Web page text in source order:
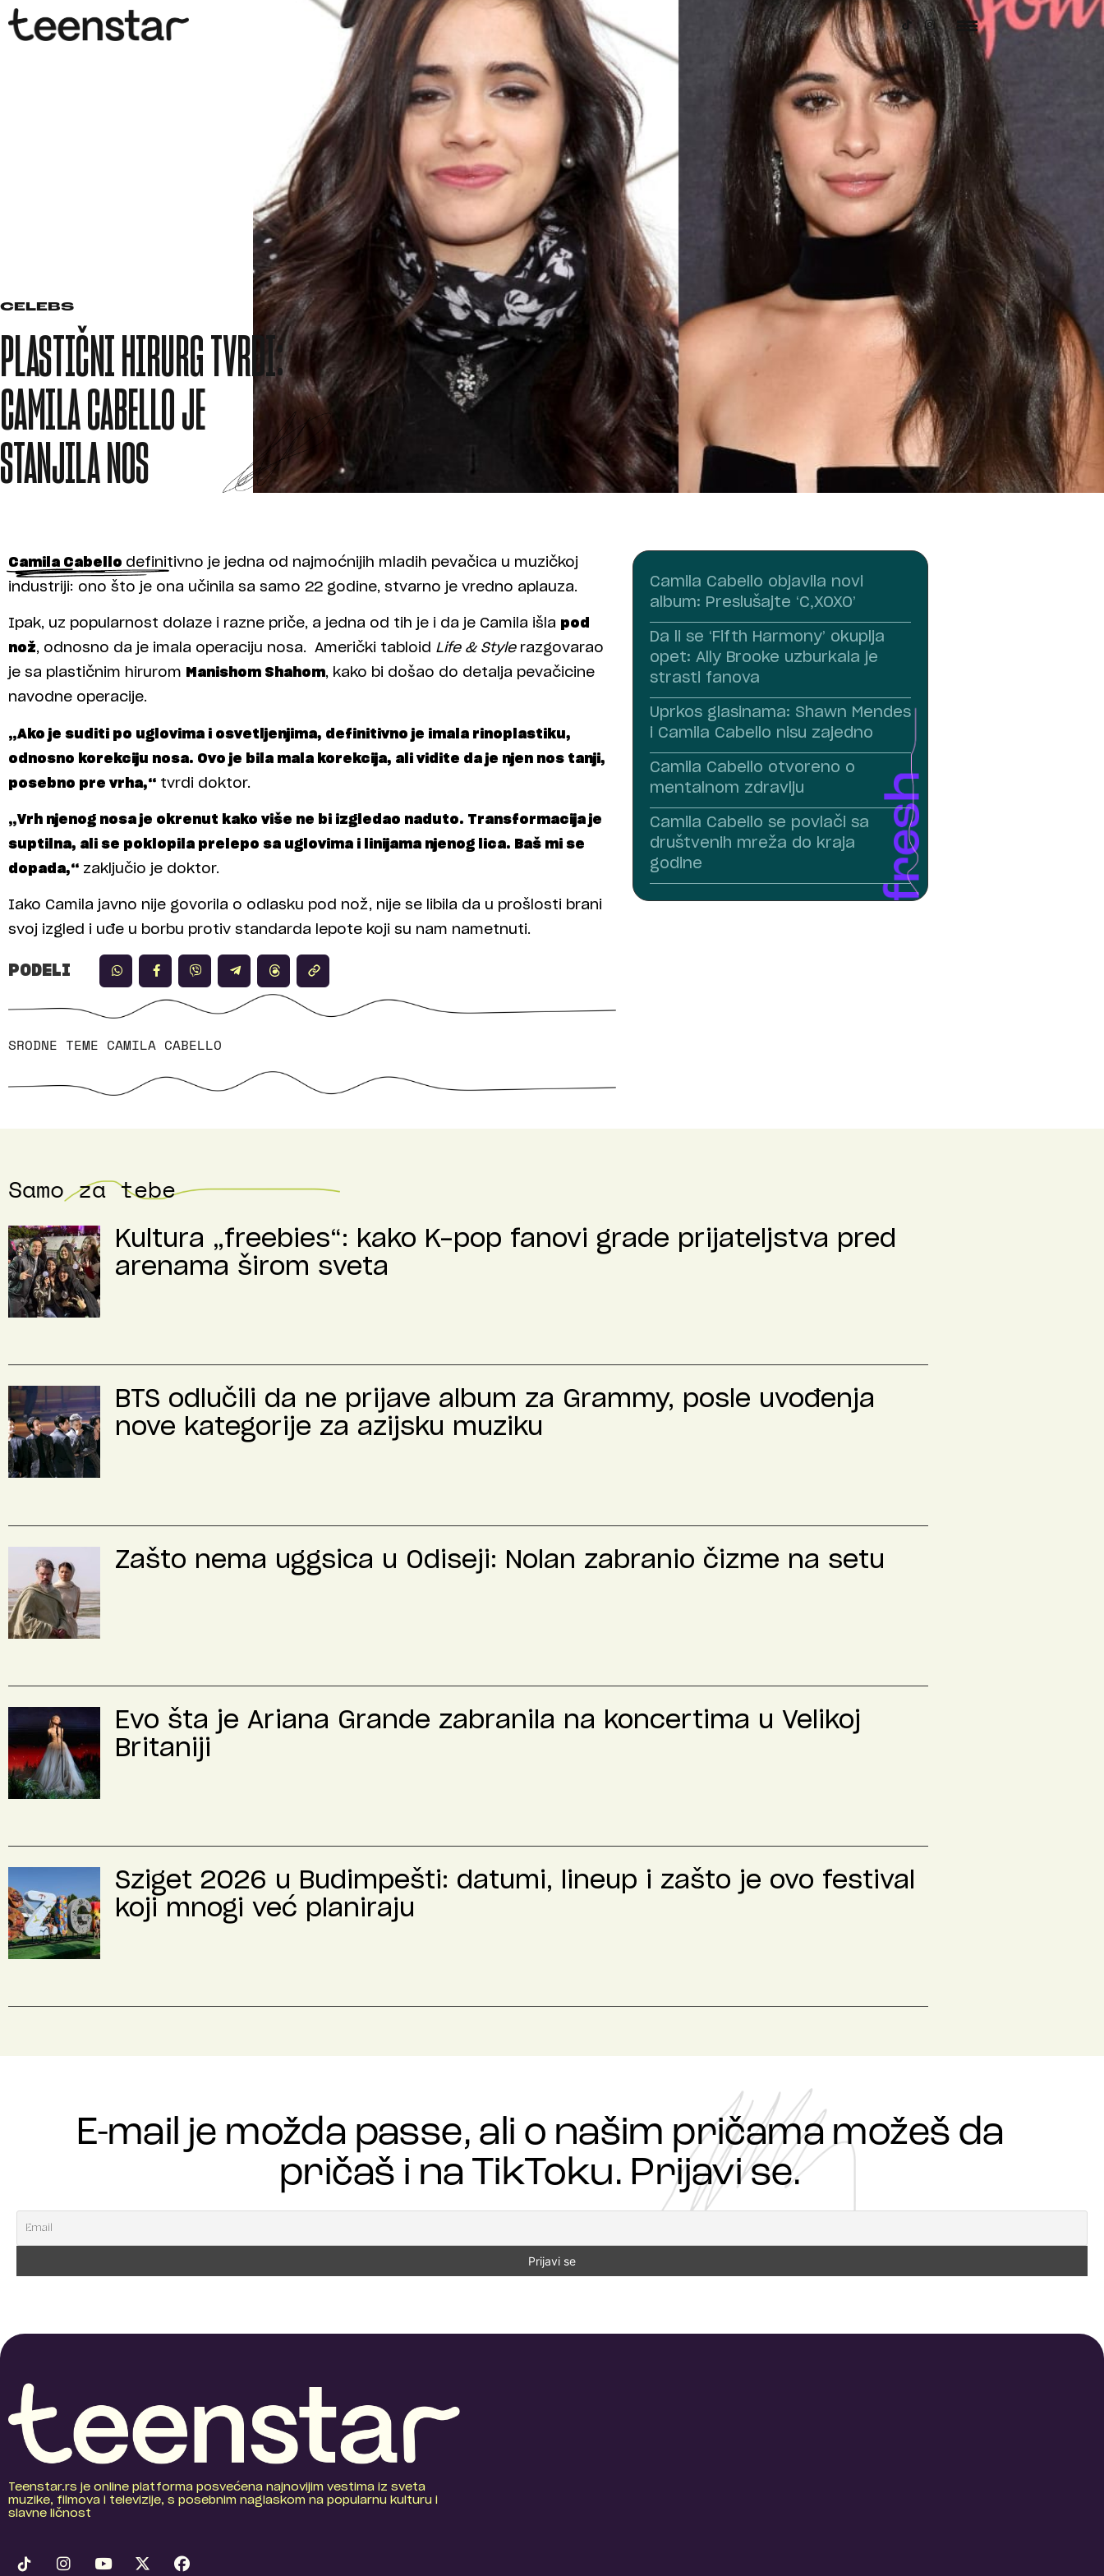
CELEBS
PLASTIČNI HIRURG TVRDI:
CAMILA CABELLO JE
STANJILA NOS
Camila Cabello definitivno je jedna od najmoćnijih mladih pevačica u muzičkoj
industriji: ono što je ona učinila sa samo 22 godine, stvarno je vredno aplauza.
Ipak, uz popularnost dolaze i razne priče, a jedna od tih je i da je Camila išla pod
nož, odnosno da je imala operaciju nosa. Američki tabloid Life & Stylerazgovarao
je sa plastičnim hirurom Manishom Shahom, kako bi došao do detalja pevačicine
navodne operacije.
„Ako je suditi po uglovima i osvetljenjima, definitivno je imala rinoplastiku,
odnosno korekciju nosa. Ovo je bila mala korekcija, ali vidite da je njen nos tanji,
posebno pre vrha,“ tvrdi doktor.
„Vrh njenog nosa je okrenut kako više ne bi izgledao naduto. Transformacija je
suptilna, ali se poklopila prelepo sa uglovima i linijama njenog lica. Baš mi se
dopada,“ zaključio je doktor.
Iako Camila javno nije govorila o odlasku pod nož, nije se libila da u prošlosti brani
svoj izgled i uđe u borbu protiv standarda lepote koji su nam nametnuti.
PODELI
SRODNE TEME CAMILA CABELLO
Camila Cabello objavila novi
album: Preslušajte ‘C,XOXO’
Da li se ‘Fifth Harmony’ okuplja
opet: Ally Brooke uzburkala je
strasti fanova
Uprkos glasinama: Shawn Mendes
i Camila Cabello nisu zajedno
Camila Cabello otvoreno o
mentalnom zdravlju
Camila Cabello se povlači sa
društvenih mreža do kraja
godine
Samo za tebe
Kultura „freebies“: kako K-pop fanovi grade prijateljstva pred
arenama širom sveta
BTS odlučili da ne prijave album za Grammy, posle uvođenja
nove kategorije za azijsku muziku
Zašto nema uggsica u Odiseji: Nolan zabranio čizme na setu
Evo šta je Ariana Grande zabranila na koncertima u Velikoj
Britaniji
Sziget 2026 u Budimpešti: datumi, lineup i zašto je ovo festival
koji mnogi već planiraju
E-mail je možda passe, ali o našim pričama možeš da
pričaš i na TikToku. Prijavi se.
Teenstar.rs je online platforma posvećena najnovijim vestima iz sveta
muzike, filmova i televizije, s posebnim naglaskom na popularnu kulturu i
slavne ličnost